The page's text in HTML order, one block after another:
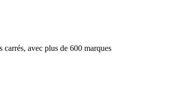
avec plus de 600 marques